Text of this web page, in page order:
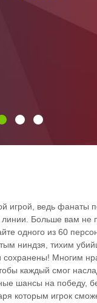
игрой, ведь фанаты
Больше вам не
одного из 60
ниндзя, тихим
Многим
каждый смог
шансы на победу,
которым игрок